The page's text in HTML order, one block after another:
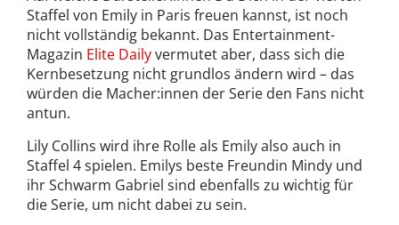
Staffel von Emily in Paris freuen kannst, ist noch
nicht vollständig bekannt. Das Entertainment-
Magazin Elite Dailyvermutet aber, dass sich die
Kernbesetzung nicht grundlos ändern wird – das
würden die Macher:innen der Serie den Fans nicht
antun.
Lily Collins wird ihre Rolle als Emily also auch in
Staffel 4 spielen. Emilys beste Freundin Mindy und
ihr Schwarm Gabriel sind ebenfalls zu wichtig für
die Serie, um nicht dabei zu sein.